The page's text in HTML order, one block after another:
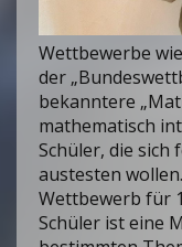
Wettbewerbe
der
bekanntere
mathematisch
Schüler, die sich
austesten
Wettbewerb für
Schüler ist eine